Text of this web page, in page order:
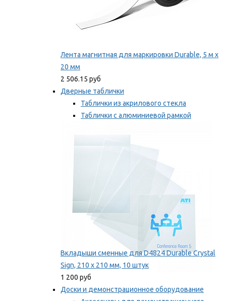
Лента магнитная для маркировки Durable, 5 м х
20 мм
2 506.15 руб
Дверные таблички
Таблички из акрилового стекла
Таблички с алюминиевой рамкой
Вкладыши сменные для D4824 Durable Crystal
Sign, 210 x 210 мм, 10 штук
1 200 руб
Доски и демонстрационное оборудование